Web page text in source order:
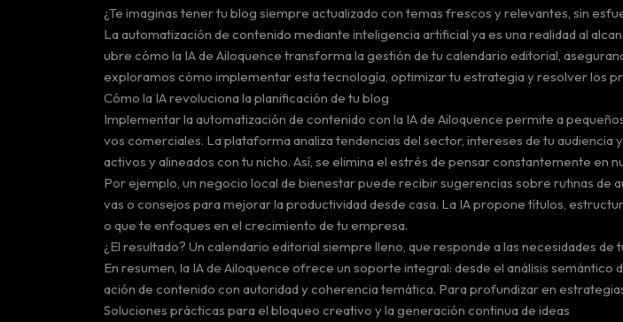
gracias
a
la
IA
¿Te imaginas tener tu blog siempre actualizado con temas frescos y relevantes, sin
La automatización de contenido mediante inteligencia artificial ya es una realidad al
ubre cómo la IA de Ailoquence transforma la gestión de tu calendario editorial,
exploramos cómo implementar esta tecnología, optimizar tu estrategia y resolver los
Cómo la IA revoluciona la planificación de tu blog
Implementar la automatización de contenido con la IA de Ailoquence permite a
vos comerciales. La plataforma analiza tendencias del sector, intereses de tu
activos y alineados con tu nicho. Así, se elimina el estrés de pensar constantemente en
Por ejemplo, un negocio local de bienestar puede recibir sugerencias sobre rutinas de
vas o consejos para mejorar la productividad desde casa. La IA propone títulos,
o que te enfoques en el crecimiento de tu empresa.
¿El resultado? Un calendario editorial siempre lleno, que responde a las necesidades
En resumen, la IA de Ailoquence ofrece un soporte integral: desde el análisis
ación de contenido con autoridad y coherencia temática. Para profundizar en
Soluciones prácticas para el bloqueo creativo y la generación continua de ideas